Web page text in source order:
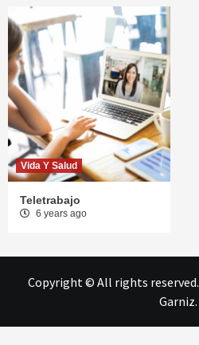
Vida Y Salud
Teletrabajo
6 years ago
Copyright © All rights reserved.
Garniz.